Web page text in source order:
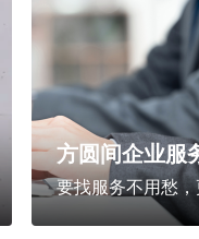
方圆间企业服
要找服务不用愁